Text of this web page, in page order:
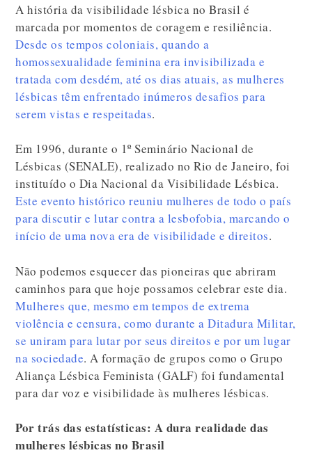
A história da visibilidade lésbica no Brasil é
marcada por momentos de coragem e resiliência.
Desde os tempos coloniais, quando a
homossexualidade feminina era invisibilizada e
tratada com desdém, até os dias atuais, as mulheres
lésbicas têm enfrentado inúmeros desafios para
serem vistas e respeitadas.
Em 1996, durante o 1º Seminário Nacional de
Lésbicas (SENALE), realizado no Rio de Janeiro, foi
instituído o Dia Nacional da Visibilidade Lésbica.
Este evento histórico reuniu mulheres de todo o país
para discutir e lutar contra a lesbofobia, marcando o
início de uma nova era de visibilidade e direitos.
Não podemos esquecer das pioneiras que abriram
caminhos para que hoje possamos celebrar este dia.
Mulheres que, mesmo em tempos de extrema
violência e censura, como durante a Ditadura Militar,
se uniram para lutar por seus direitos e por um lugar
na sociedade. A formação de grupos como o Grupo
Aliança Lésbica Feminista (GALF) foi fundamental
para dar voz e visibilidade às mulheres lésbicas.
Por trás das estatísticas: A dura realidade das
mulheres lésbicas no Brasil